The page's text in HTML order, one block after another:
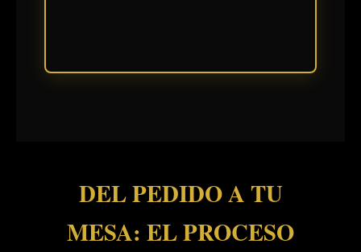
DEL PEDIDO A TU
MESA: EL PROCESO